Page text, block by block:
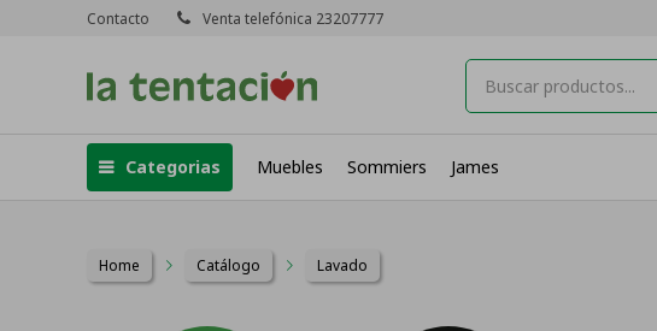
Categorias Muebles Sommiers James
Contacto Venta telefónica 23207777
Home Catálogo Lavado